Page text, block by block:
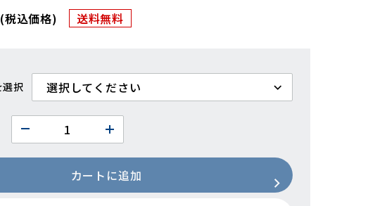
(税込価格) 送料無料
カートに追加